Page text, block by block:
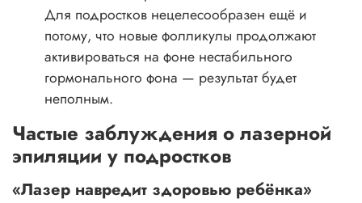
Для подростков нецелесообразен ещё и
потому, что новые фолликулы продолжают
активироваться на фоне нестабильного
гормонального фона — результат будет
неполным.
Частые заблуждения о лазерной
эпиляции у подростков
«Лазер навредит здоровью ребёнка»